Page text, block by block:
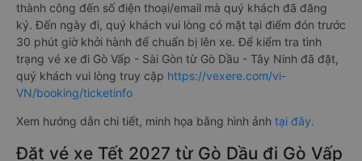
thành công đến số điện thoại/email mà quý khách đã đăng
ký. Đến ngày đi, quý khách vui lòng có mặt tại điểm đón trước
30 phút giờ khởi hành để chuẩn bị lên xe. Để kiểm tra tình
trạng vé xe đi Gò Vấp - Sài Gòn từ Gò Dầu - Tây Ninh đã đặt,
quý khách vui lòng truy cập https://vexere.com/vi-
VN/booking/ticketinfo
Xem hướng dẫn chi tiết, minh họa bằng hình ảnh tại đây.
Đặt vé xe Tết 2027 từ Gò Dầu đi Gò Vấp